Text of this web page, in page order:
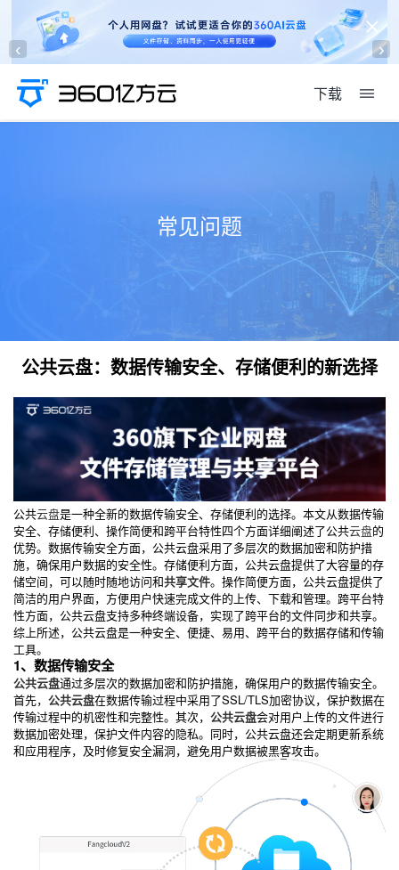
‹ ›
下载
常见问题
公共云盘：数据传输安全、存储便利的新选择
公共云盘是一种全新的数据传输安全、存储便利的选择。本文从数据传输
安全、存储便利、操作简便和跨平台特性四个方面详细阐述了公共云盘的
优势。数据传输安全方面，公共云盘采用了多层次的数据加密和防护措
施，确保用户数据的安全性。存储便利方面，公共云盘提供了大容量的存
储空间，可以随时随地访问和共享文件。操作简便方面，公共云盘提供了
简洁的用户界面，方便用户快速完成文件的上传、下载和管理。跨平台特
性方面，公共云盘支持多种终端设备，实现了跨平台的文件同步和共享。
综上所述，公共云盘是一种安全、便捷、易用、跨平台的数据存储和传输
工具。
1、数据传输安全
公共云盘通过多层次的数据加密和防护措施，确保用户的数据传输安全。
首先， 公共云盘在数据传输过程中采用了SSL/TLS加密协议，保护数据在
传输过程中的机密性和完整性。其次， 公共云盘会对用户上传的文件进行
数据加密处理，保护文件内容的隐私。同时，公共云盘还会定期更新系统
和应用程序，及时修复安全漏洞，避免用户数据被黑客攻击。